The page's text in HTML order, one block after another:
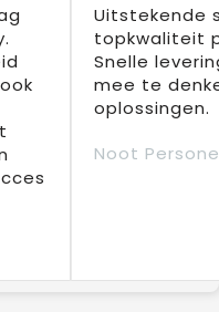
Uitstekende
topkwaliteit
Snelle
mee te
oplossingen.
Noot